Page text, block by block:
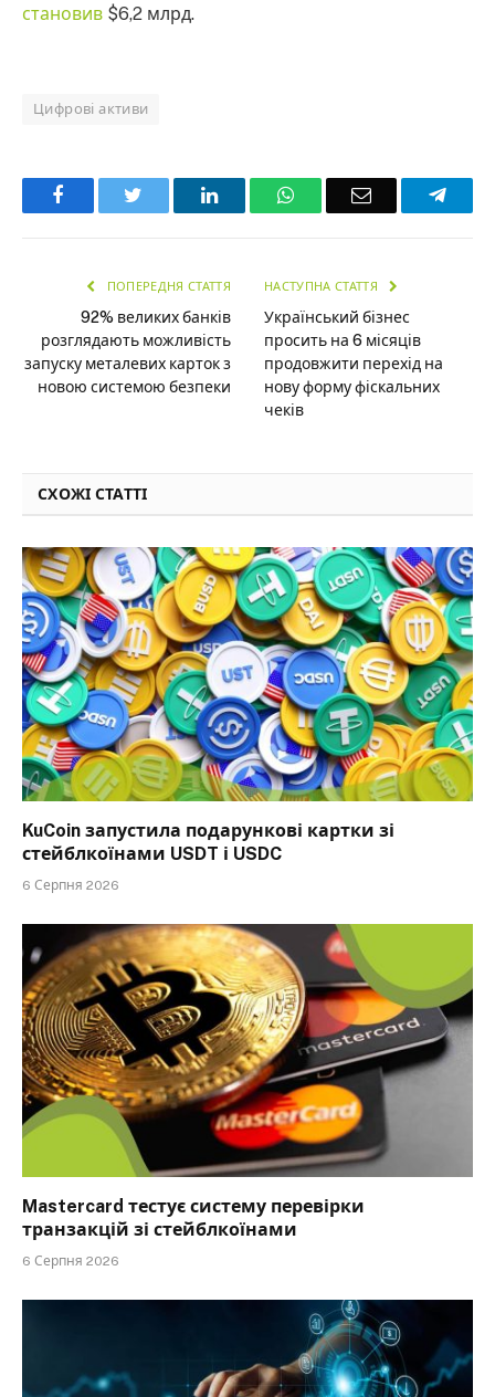
становив $6,2 млрд.
Цифрові активи
Facebook LinkedInWhatsAppEmail
ПОПЕРЕДНЯ СТАТТЯ
92% великих банків
розглядають можливість
запуску металевих карток з
новою системою безпеки
НАСТУПНА СТАТТЯ
Український бізнес
просить на 6 місяців
продовжити перехід на
нову форму фіскальних
чеків
СХОЖІ СТАТТІ
KuCoin запустила подарункові картки зі
стейблкоїнами USDT і USDC
6 Серпня 2026
Mastercard тестує систему перевірки
транзакцій зі стейблкоїнами
6 Серпня 2026